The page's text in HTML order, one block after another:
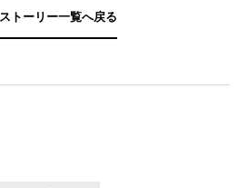
ストーリー一覧へ戻る